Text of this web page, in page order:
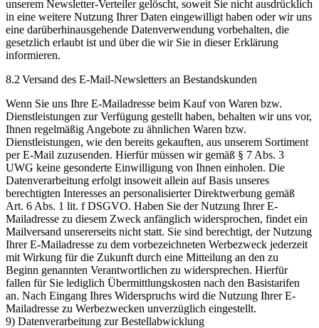
unserem Newsletter-Verteiler gelöscht, soweit Sie nicht ausdrücklich
in eine weitere Nutzung Ihrer Daten eingewilligt haben oder wir uns
eine darüberhinausgehende Datenverwendung vorbehalten, die
gesetzlich erlaubt ist und über die wir Sie in dieser Erklärung
informieren.
8.2 Versand des E-Mail-Newsletters an Bestandskunden
Wenn Sie uns Ihre E-Mailadresse beim Kauf von Waren bzw.
Dienstleistungen zur Verfügung gestellt haben, behalten wir uns vor,
Ihnen regelmäßig Angebote zu ähnlichen Waren bzw.
Dienstleistungen, wie den bereits gekauften, aus unserem Sortiment
per E-Mail zuzusenden. Hierfür müssen wir gemäß § 7 Abs. 3
UWG keine gesonderte Einwilligung von Ihnen einholen. Die
Datenverarbeitung erfolgt insoweit allein auf Basis unseres
berechtigten Interesses an personalisierter Direktwerbung gemäß
Art. 6 Abs. 1 lit. f DSGVO. Haben Sie der Nutzung Ihrer E-
Mailadresse zu diesem Zweck anfänglich widersprochen, findet ein
Mailversand unsererseits nicht statt. Sie sind berechtigt, der Nutzung
Ihrer E-Mailadresse zu dem vorbezeichneten Werbezweck jederzeit
mit Wirkung für die Zukunft durch eine Mitteilung an den zu
Beginn genannten Verantwortlichen zu widersprechen. Hierfür
fallen für Sie lediglich Übermittlungskosten nach den Basistarifen
an. Nach Eingang Ihres Widerspruchs wird die Nutzung Ihrer E-
Mailadresse zu Werbezwecken unverzüglich eingestellt.
9) Datenverarbeitung zur Bestellabwicklung